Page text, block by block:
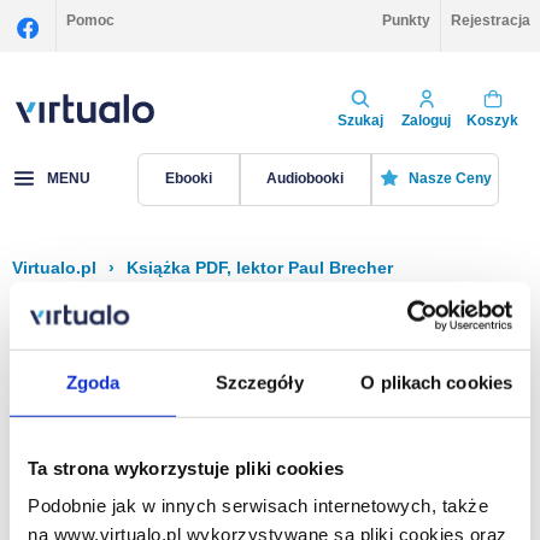
Zgoda Szczegóły O plikach cookies
Ta strona wykorzystuje pliki cookies
Podobnie jak w innych serwisach internetowych, także
na www.virtualo.pl wykorzystywane są pliki cookies oraz
Pomoc Punkty Rejestracja
Szukaj Zaloguj Koszyk
MENU Ebooki Audiobooki Nasze Ceny
Virtualo.pl › Książka PDF, lektor Paul Brecher
Filtruj Sortuj
Na stronie